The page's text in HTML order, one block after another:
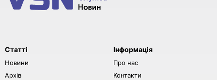
Статті
Новини
Архів
Інформація
Про нас
Контакти